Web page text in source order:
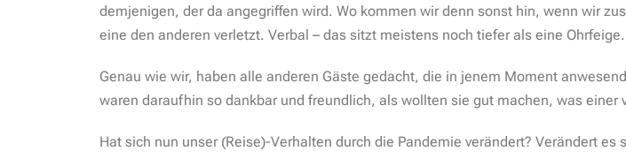
demjenigen, der da angegriffen wird. Wo kommen wir denn sonst hin, wenn wir
eine den anderen verletzt. Verbal – das sitzt meistens noch tiefer als eine Ohrfeige.
Genau wie wir, haben alle anderen Gäste gedacht, die in jenem Moment
waren daraufhin so dankbar und freundlich, als wollten sie gut machen, was einer
Hat sich nun unser (Reise)-Verhalten durch die Pandemie verändert? Verändert es